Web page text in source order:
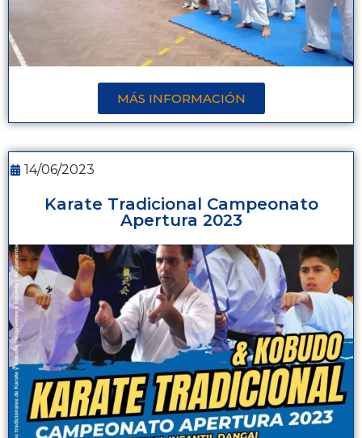
MÁS INFORMACIÓN
14/06/2023
Karate Tradicional Campeonato
Apertura 2023